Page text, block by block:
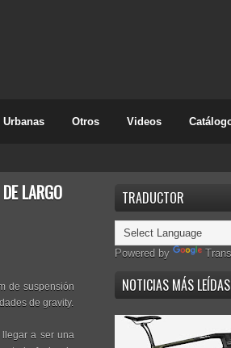
Urbanas Otros Videos
LARGO
de suspensión
de gravity.
a ser una
TRADUCTOR
Powered by
NOTICIAS MÁS LEÍDAS